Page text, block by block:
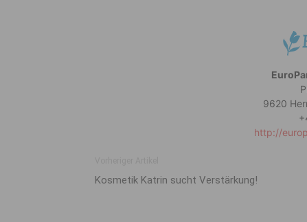
9620
http://
Kosmetik Katrin sucht Verstärkung!